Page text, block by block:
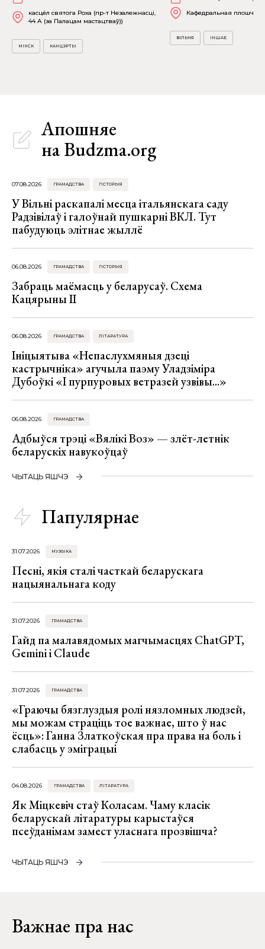
касцёл святога Роха (пр-т Незалежнасці,
44 А (за Палацам мастацтваў))
МІНСК КАНЦЭРТЫ
Кафедральная плошча
ВІЛЬНЯ ІНШАЕ
Апошняе
на Budzma.org
07.08.2026 ГРАМАДСТВА ГІСТОРЫЯ
У Вільні раскапалі месца італьянскага саду
Радзівілаў і галоўнай пушкарні ВКЛ. Тут
пабудуюць элітнае жыллё
06.08.2026 ГРАМАДСТВА ГІСТОРЫЯ
Забраць маёмасць у беларусаў. Схема
Кацярыны ІІ
06.08.2026 ГРАМАДСТВА ЛІТАРАТУРА
Ініцыятыва «Непаслухмяныя дзеці
кастрычніка» агучыла паэму Уладзіміра
Дубоўкі «І пурпуровых ветразей узвівы...»
06.08.2026 ГРАМАДСТВА
Адбыўся трэці «Вялікі Воз» — злёт-летнік
беларускіх навукоўцаў
ЧЫТАЦЬ ЯШЧЭ
Папулярнае
31.07.2026 МУЗЫКА
Песні, якія сталі часткай беларускага
нацыянальнага коду
31.07.2026 ГРАМАДСТВА
Гайд па малавядомых магчымасцях ChatGPT,
Gemini і Claude
31.07.2026 ГРАМАДСТВА
«Граючы бязглуздыя ролі нязломных людзей,
мы можам страціць тое важнае, што ў нас
ёсць»: Ганна Златкоўская пра права на боль і
слабасць у эміграцыі
04.08.2026 ГРАМАДСТВА ЛІТАРАТУРА
Як Міцкевіч стаў Коласам. Чаму класік
беларускай літаратуры карыстаўся
псеўданімам замест уласнага прозвішча?
ЧЫТАЦЬ ЯШЧЭ
Важнае пра нас